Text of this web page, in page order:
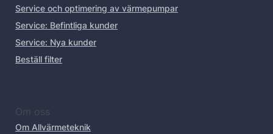
Service och optimering av värmepumpar
Service: Befintliga kunder
Service: Nya kunder
Beställ filter
Om oss
Om Allvärmeteknik